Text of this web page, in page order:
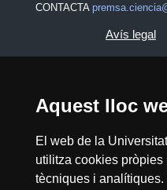
Aquest lloc
El web de la
utilitza cookies
tècniques i
CONTACTA
Avís legal
2026 Divulga
Reconeixement -